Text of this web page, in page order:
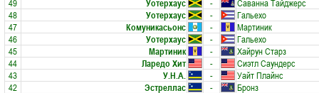
49
Уотерхаус -
Саванна Тайджерс
48
Уотерхаус -
Гальехо
47
Комуникасьонс -
Мартиник
46
Уотерхаус -
Гальехо
45
Мартиник -
Хайрун Старз
44
Ларедо Хит -
Сиэтл Саундерс
43
У.Н.А. -
Уайт Плайнс
42
Эстреллас -
Бронз